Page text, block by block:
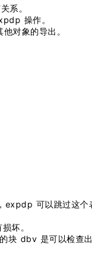
系。
操作。
对象的导出。
expdp 可以跳过这个
坏。
块 dbv 是可以检查